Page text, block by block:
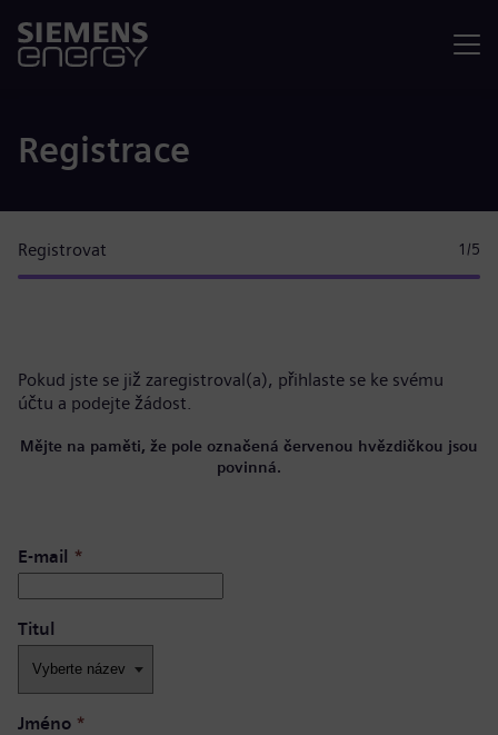
Registrace
Registrovat 1 /5
Pokud jste se již zaregistroval(a), přihlaste se ke svému
účtu a podejte žádost.
Mějte na paměti, že pole označená červenou hvězdičkou jsou
povinná.
E-mail *
Titul
Jméno *